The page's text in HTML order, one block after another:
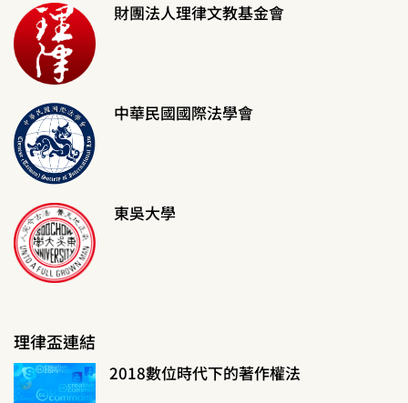
財團法人理律文教基金會
中華民國國際法學會
東吳大學
理律盃連結
2018數位時代下的著作權法